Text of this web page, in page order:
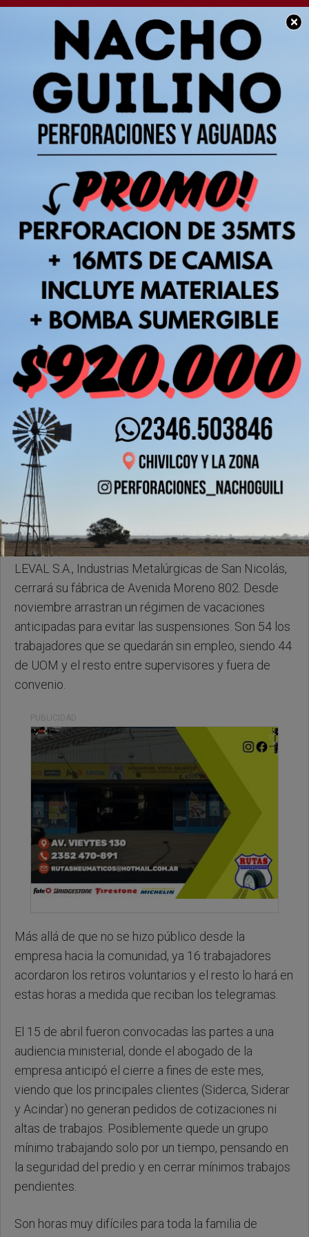
×
SOCIEDAD
La empresa
metalúrgica Leval
cierra sus puertas y
deja sin empleo a más
de 50 trabajadores
Miercoles, 29 de Abril de 2026 . 19:49 Hs.
LEVAL S.A., Industrias Metalúrgicas de San Nicolás,
cerrará su fábrica de Avenida Moreno 802. Desde
noviembre arrastran un régimen de vacaciones
anticipadas para evitar las suspensiones. Son 54 los
trabajadores que se quedarán sin empleo, siendo 44
de UOM y el resto entre supervisores y fuera de
convenio.
PUBLICIDAD
Más allá de que no se hizo público desde la
empresa hacia la comunidad, ya 16 trabajadores
acordaron los retiros voluntarios y el resto lo hará en
estas horas a medida que reciban los telegramas.
El 15 de abril fueron convocadas las partes a una
audiencia ministerial, donde el abogado de la
empresa anticipó el cierre a fines de este mes,
viendo que los principales clientes (Siderca, Siderar
y Acindar) no generan pedidos de cotizaciones ni
altas de trabajos. Posiblemente quede un grupo
mínimo trabajando solo por un tiempo, pensando en
la seguridad del predio y en cerrar mínimos trabajos
pendientes.
Son horas muy difíciles para toda la familia de